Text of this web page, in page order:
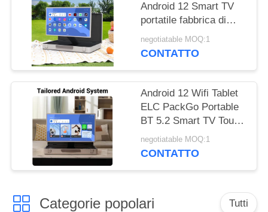
Android 12 Smart TV
portatile fabbrica di
elettrodomestici
negotiatable MOQ:1
CONTATTO
Android 12 Wifi Tablet
ELC PackGo Portable
BT 5.2 Smart TV Touch
Screen Televisione HD
negotiatable MOQ:1
CONTATTO
Categorie popolari Tutti